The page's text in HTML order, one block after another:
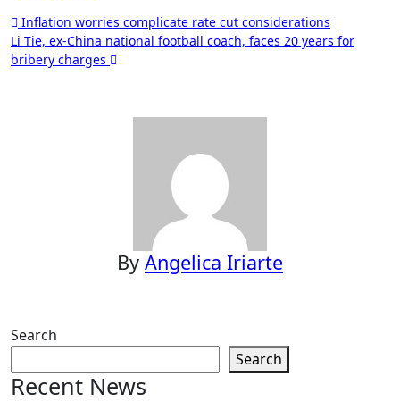
Post
navigation
Inflation worries complicate rate cut considerations
Li Tie, ex-China national football coach, faces 20 years for
bribery charges
By Angelica Iriarte
Search
Search
Recent News